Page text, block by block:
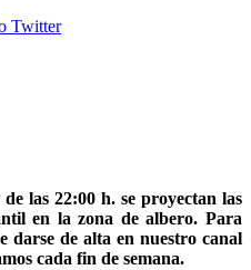
las 22:00 h. se proyectan las
en la zona de albero. Para
darse de alta en nuestro canal
cada fin de semana.